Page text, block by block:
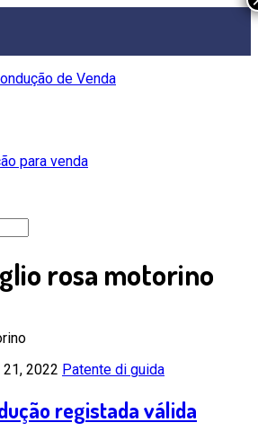
para venda
rosa motorino
21, 2022 Patente di guida
registada válida